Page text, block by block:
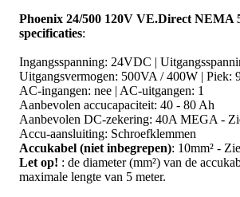
Phoenix 24/500 120V VE.Direct NEMA
specificaties:
Ingangsspanning: 24VDC |
Uitgangsvermogen: 500VA / 400W | Piek:
AC-ingangen: nee | AC-uitgangen: 1
Aanbevolen accucapaciteit: 40 - 80 Ah
Aanbevolen DC-zekering: 40A MEGA -
Accu-aansluiting: Schroefklemmen
Accukabel (niet inbegrepen): 10mm² -
Let op! : de diameter (mm²) van de
maximale lengte van 5 meter.